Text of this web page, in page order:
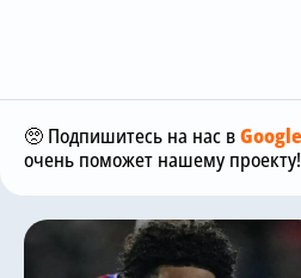
🥺 Подпишитесь на нас в
очень поможет нашему проекту!